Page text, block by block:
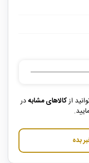
ازکالاهای مشابهدر
بده